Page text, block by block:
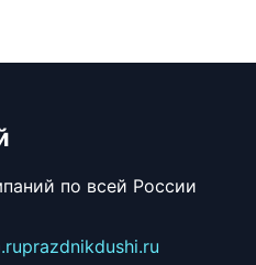
по всей России
prazdnikdushi.ru